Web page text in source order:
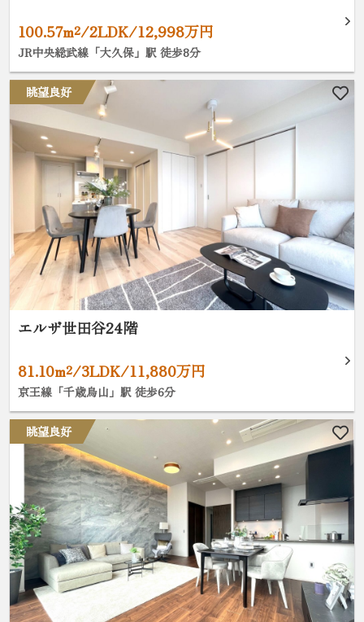
100.57m²/2LDK/12,998万円
JR中央総武線「大久保」駅 徒歩8分
眺望良好
エルザ世田谷24階
81.10m²/3LDK/11,880万円
京王線「千歳烏山」駅 徒歩6分
眺望良好